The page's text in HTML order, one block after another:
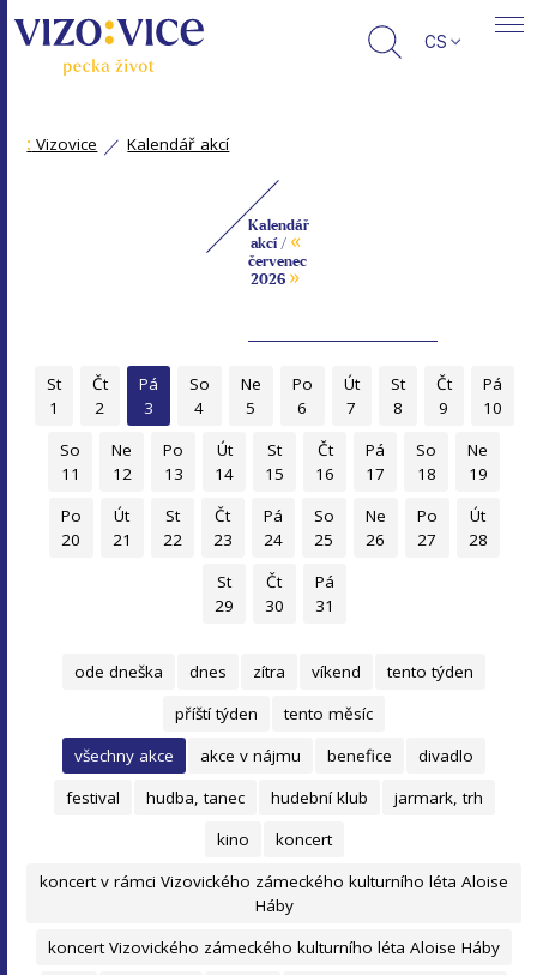
CS
: Vizovice Kalendář akcí
Kalendář
akcí / «
červenec
2026 »
St
1
Čt
2
Pá
3
So
4
Ne
5
Po
6
Út
7
St
8
Čt
9
Pá
10
So
11
Ne
12
Po
13
Út
14
St
15
Čt
16
Pá
17
So
18
Ne
19
Po
20
Út
21
St
22
Čt
23
Pá
24
So
25
Ne
26
Po
27
Út
28
St
29
Čt
30
Pá
31
ode dneška dnes zítra víkend
tento týden
příští týden
tento měsíc
všechny akce
akce v nájmu benefice
divadlo
festival
hudba, tanec hudební klub
jarmark, trh
kino
koncert
koncert v rámci Vizovického zámeckého kulturního léta Aloise
Háby
koncert Vizovického zámeckého kulturního léta Aloise Háby